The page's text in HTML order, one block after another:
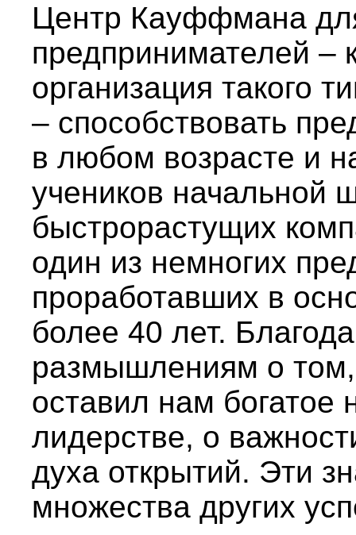
Центр Кауффмана
предпринимателей –
организация такого
– способствовать
в любом возрасте и
учеников начальной
быстрорастущих
один из немногих
проработавших в
более 40 лет.
размышлениям о
оставил нам богатое
лидерстве, о
духа открытий. Эти
множества других